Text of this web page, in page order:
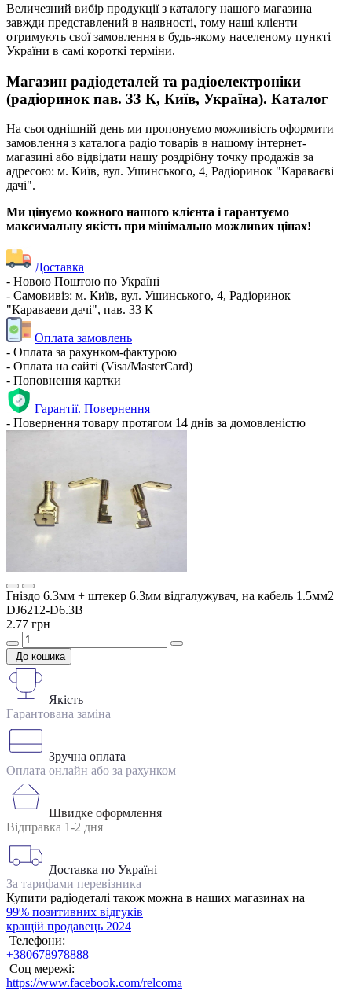
Величезний вибір продукції з каталогу нашого магазина
завжди представлений в наявності, тому наші клієнти
отримують свої замовлення в будь-якому населеному пункті
України в самі короткі терміни.
Магазин радіодеталей та радіоелектроніки
(радіоринок пав. 33 К, Київ, Україна). Каталог
На сьогоднішній день ми пропонуємо можливість оформити
замовлення з каталога радіо товарів в нашому інтернет-
магазині або відвідати нашу роздрібну точку продажів за
адресою: м. Київ, вул. Ушинського, 4, Радіоринок "Караваєві
дачі".
Ми цінуємо кожного нашого клієнта і гарантуємо
максимальну якість при мінімально можливих цінах!
Доставка
- Новою Поштою по Україні
- Самовивіз: м. Київ, вул. Ушинського, 4, Радіоринок
"Караваеви дачі", пав. 33 К
Оплата замовлень
- Оплата за рахунком-фактурою
- Оплата на сайті (Visa/MasterCard)
- Поповнення картки
Гарантії. Повернення
- Повернення товару протягом 14 днів за домовленістю
Гніздо 6.3мм + штекер 6.3мм відгалужувач, на кабель 1.5мм2
DJ6212-D6.3B
2.77 грн
До кошика
Якість
Гарантована заміна
Зручна оплата
Оплата онлайн або за рахунком
Швидке оформлення
Відправка 1-2 дня
Доставка по Україні
За тарифами перевізника
Купити радіодеталі також можна в наших магазинах на
99% позитивних відгуків
кращій продавець 2024
Телефони:
+380678978888
Соц мережі:
https://www.facebook.com/relcoma